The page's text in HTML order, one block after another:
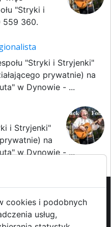
"Stryki i
559 360.
"Stryki i Stryjenki"
prywatnie) na
w Dynowie - ...
i Stryjenki"
na
w Dynowie - ...
Pomoc (FAQ)-Patronat
- Redakcja i
cookies i podobnych
usług,